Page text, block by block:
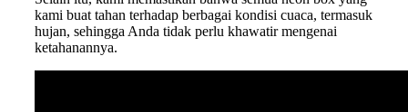
kami buat tahan terhadap berbagai kondisi cuaca, termasuk
hujan, sehingga Anda tidak perlu khawatir mengenai
ketahanannya.